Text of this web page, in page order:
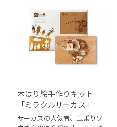
木はり絵手作りキット
「ミラクルサーカス」
サーカスの人気者、玉乗りゾ